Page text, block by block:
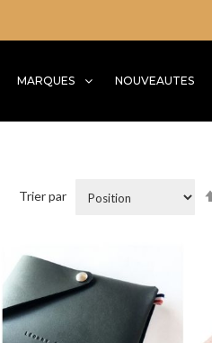
MARQUES NOUVEAUTES
Trier par